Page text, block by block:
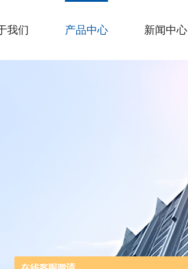
我们 产品中心 新闻中心